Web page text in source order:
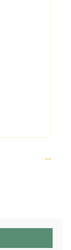
>>